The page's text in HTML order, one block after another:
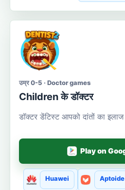
उम्र 0-5 · Doctor games
Сhildren के डॉक्टर
डॉक्टर डेंटिस्ट आपको दांतों का
Play on
Huawei Aptoide